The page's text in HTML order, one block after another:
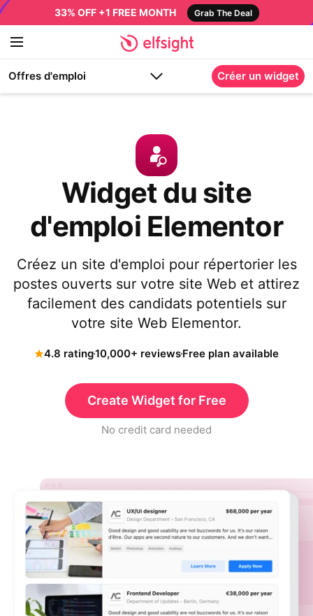
33% OFF +1 FREE MONTH Grab The Deal
Offres d'emploi Créer un widget
Widget du site
d'emploi Elementor
Créez un site d'emploi pour répertorier les
postes ouverts sur votre site Web et attirez
facilement des candidats potentiels sur
votre site Web Elementor.
4.8 rating10,000+ reviewsFree plan available
Create Widget for Free
No credit card needed